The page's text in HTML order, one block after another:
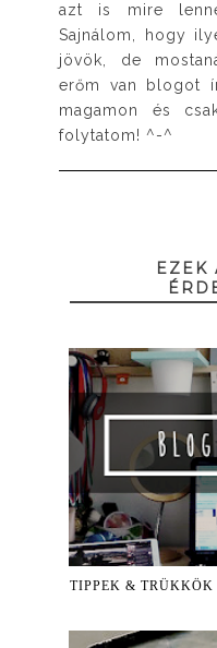
azt is mire
Sajnálom, hogy
jövök, de
erőm van blogot
magamon és
folytatom! ^-^
EZEK
TIPPEK & TRÜKKÖK